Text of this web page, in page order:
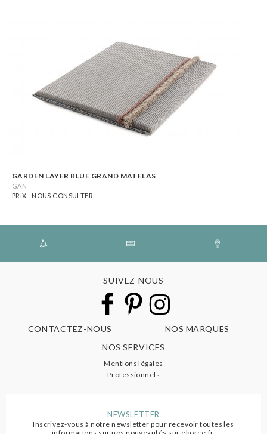
GARDEN LAYER BLUE GRAND MATELAS
GAN
PRIX : NOUS CONSULTER
SUIVEZ-NOUS
CONTACTEZ-NOUS
NOS MARQUES
NOS SERVICES
Mentions légales
Professionnels
NEWSLETTER
Inscrivez-vous à notre newsletter pour recevoir toutes les